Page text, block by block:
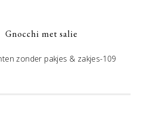
Gnocchi met salie
zonder pakjes & zakjes-109